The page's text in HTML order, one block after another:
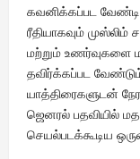
கவனிக்கப்பட
ரீதியாகவும்
மற்றும் உணர்வுகளை
தவிர்க்கப்பட
யாத்திரைகளுடன்
ஜெனரல் பதவியில்
செயல்படக்கூடிய